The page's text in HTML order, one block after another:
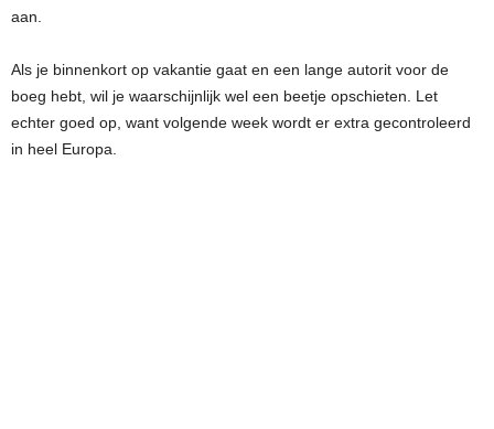
aan.
Als je binnenkort op vakantie gaat en een lange autorit voor de
boeg hebt, wil je waarschijnlijk wel een beetje opschieten. Let
echter goed op, want volgende week wordt er extra gecontroleerd
in heel Europa.